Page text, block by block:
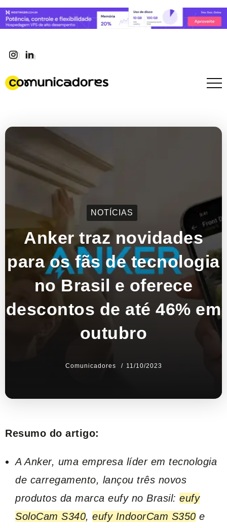
NOTÍCIAS
Anker traz novidades
para os fãs de tecnologia
no Brasil e oferece
descontos de até 46% em
outubro
Comunicadores 11/10/2023
Resumo do artigo:
A Anker, uma empresa líder em tecnologia
de carregamento, lançou três novos
produtos da marca eufy no Brasil: eufy
SoloCam S340, eufy IndoorCam S350 e